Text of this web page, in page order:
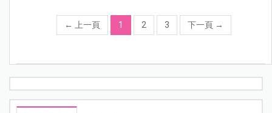
← 上一頁 1 2 3 下一頁 →